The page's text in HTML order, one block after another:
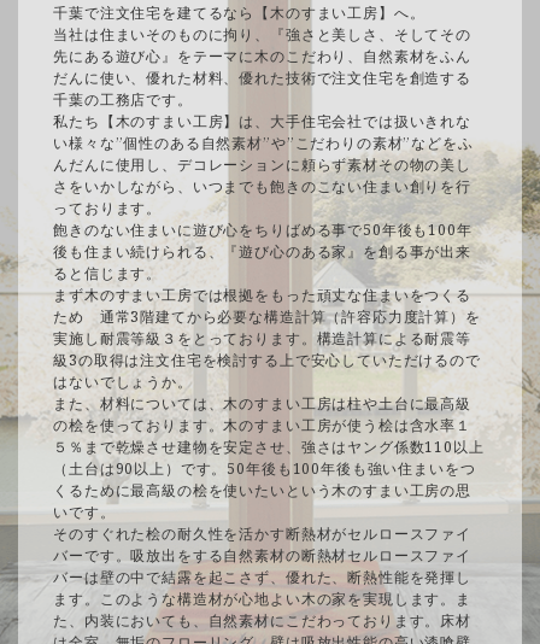
千葉で注文住宅を建てるなら【木のすまい工房】へ。
当社は住まいそのものに拘り、『強さと美しさ、そしてその
先にある遊び心』をテーマに木のこだわり、自然素材をふん
だんに使い、優れた材料、優れた技術で注文住宅を創造する
千葉の工務店です。
私たち【木のすまい工房】は、大手住宅会社では扱いきれな
い様々な”個性のある自然素材”や”こだわりの素材”などをふ
んだんに使用し、デコレーションに頼らず素材その物の美し
さをいかしながら、いつまでも飽きのこない住まい創りを行
っております。
飽きのない住まいに遊び心をちりばめる事で50年後も100年
後も住まい続けられる、『遊び心のある家』を創る事が出来
ると信じます。
まず木のすまい工房では根拠をもった頑丈な住まいをつくる
ため 通常3階建てから必要な構造計算（許容応力度計算）を
実施し耐震等級３をとっております。構造計算による耐震等
級3の取得は注文住宅を検討する上で安心していただけるので
はないでしょうか。
また、材料については、木のすまい工房は柱や土台に最高級
の桧を使っております。木のすまい工房が使う桧は含水率１
５％まで乾燥させ建物を安定させ、強さはヤング係数110以上
（土台は90以上）です。50年後も100年後も強い住まいをつ
くるために最高級の桧を使いたいという木のすまい工房の思
いです。
そのすぐれた桧の耐久性を活かす断熱材がセルロースファイ
バーです。吸放出をする自然素材の断熱材セルロースファイ
バーは壁の中で結露を起こさず、優れた、断熱性能を発揮し
ます。このような構造材が心地よい木の家を実現します。ま
た、内装においても、自然素材にこだわっております。床材